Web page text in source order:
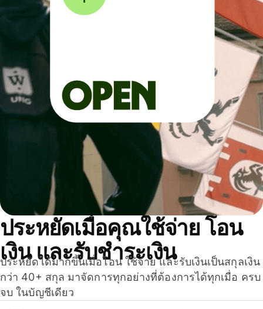
ประหยัดเมื่อคุณใช้จ่าย โอน
เงิน และรับชำระเงิน
ประหยัดได้มากขึ้นเมื่อโอน ใช้จ่าย และรับเงินเป็นสกุลเงิน
กว่า 40+ สกุล มาจัดการทุกอย่างที่ต้องการได้ทุกเมื่อ ครบ
จบ ในบัญชีเดียว